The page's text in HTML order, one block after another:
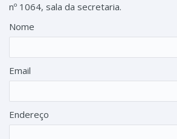
nº 1064, sala da secretaria.
Nome
Email
Endereço